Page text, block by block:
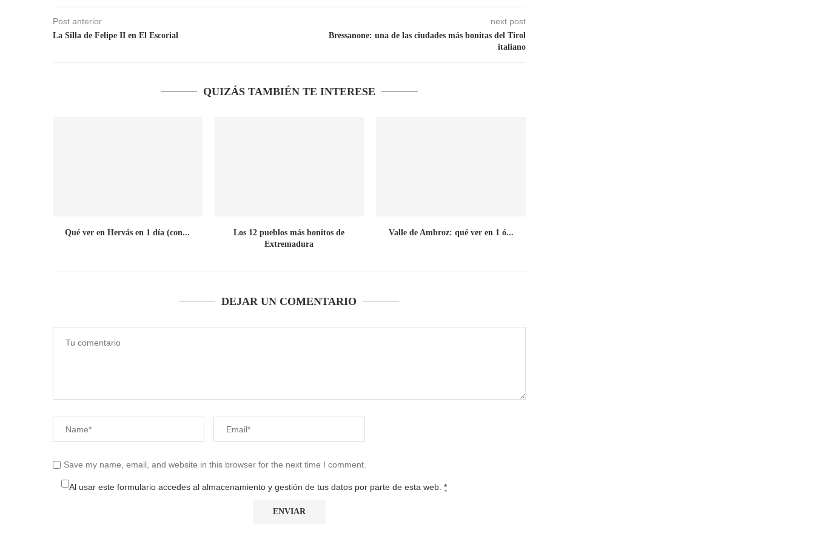
Post anterior
La Silla de Felipe II en El Escorial
next post
Bressanone: una de las ciudades más bonitas del Tirol
italiano
QUIZÁS TAMBIÉN TE INTERESE
Qué ver en Hervás en 1 día (con...
Los 12 pueblos más bonitos de
Extremadura
Valle de Ambroz: qué ver en 1 ó...
DEJAR UN COMENTARIO
Save my name, email, and website in this browser for the next time I comment.
Al usar este formulario accedes al almacenamiento y gestión de tus datos por parte de esta web. *